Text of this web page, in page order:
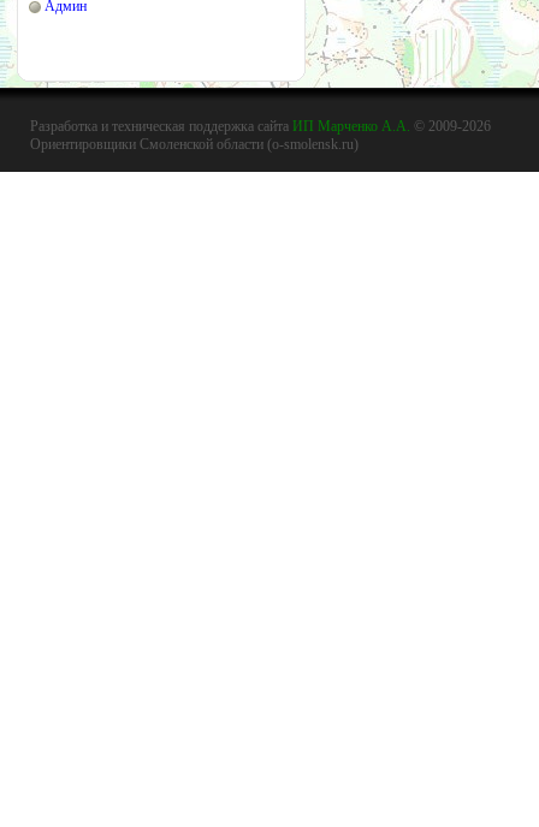
Админ
Разработка и техническая поддержка сайта ИП Марченко А.А. © 2009-2026
Ориентировщики Смоленской области (o-smolensk.ru)